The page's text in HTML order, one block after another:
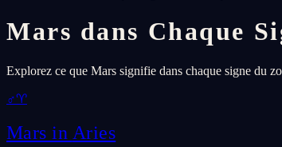
Mars dans Chaque
Explorez ce que Mars signifie dans chaque signe du
♂♈
Mars in Aries